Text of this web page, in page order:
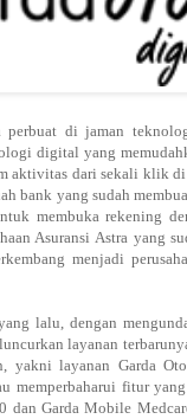
di jaman
digital yang
aktivitas dari sekali klik
bank yang sudah
membuka rekening
Asuransi Astra yang
menjadi
lalu, dengan
layanan
yakni layanan Garda
memperbaharui fitur
dan Garda Mobile